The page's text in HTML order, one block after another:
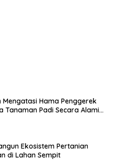
Mengatasi Hama Penggerek
Tanaman Padi Secara Alami
Ekosistem Pertanian
di Lahan Sempit